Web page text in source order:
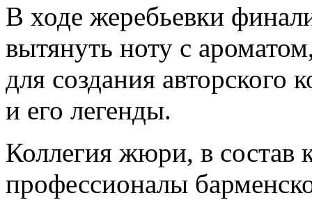
В ходе жеребьевки
вытянуть ноту с
для создания авторского
и его легенды.
Коллегия жюри, в состав
профессионалы